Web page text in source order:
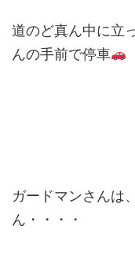
道のど真ん中に立
んの手前で停車
ガードマンさんは
ん・・・・